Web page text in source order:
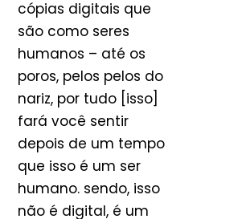
cópias digitais que
são como seres
humanos – até os
poros, pelos pelos do
nariz, por tudo [isso]
fará você sentir
depois de um tempo
que isso é um ser
humano. sendo, isso
não é digital, é um